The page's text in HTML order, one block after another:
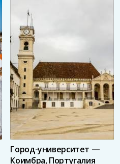
Город-университет —
Коимбра, Португалия